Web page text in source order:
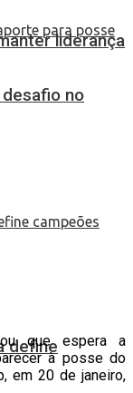
liderança
desafio no
define
que espera a
à posse do
em 20 de janeiro,